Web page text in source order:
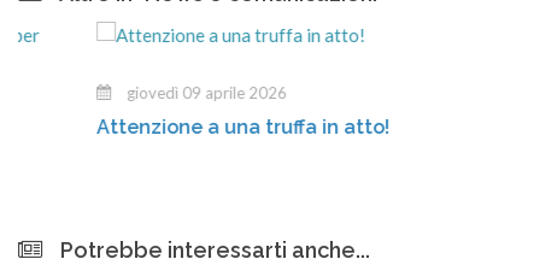
giovedì 09 aprile 2026
Attenzione a una truffa in atto!
Potrebbe interessarti anche...